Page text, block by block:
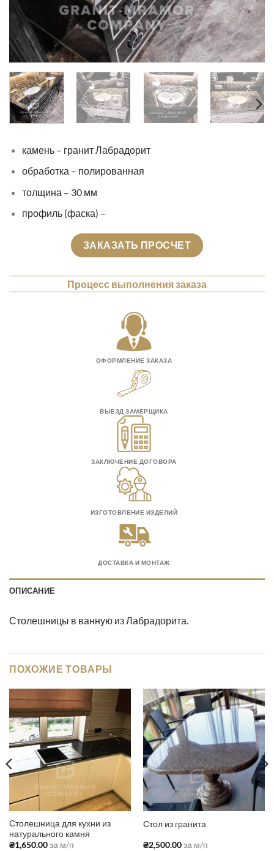
камень – гранит Лабрадорит
обработка – полированная
толщина – 30 мм
профиль (фаска) –
ЗАКАЗАТЬ ПРОСЧЕТ
Процесс выполнения заказа
ОФОРМЛЕНИЕ ЗАКАЗА
ВЫЕЗД ЗАМЕРЩИКА
ЗАКЛЮЧЕНИЕ ДОГОВОРА
ИЗГОТОВЛЕНИЕ ИЗДЕЛИЙ
ДОСТАВКА И МОНТАЖ
ОПИСАНИЕ
Столешницы в ванную из Лабрадорита.
ПОХОЖИЕ ТОВАРЫ
Столешница для кухни из
натурального камня
₴1,650.00за м/п
Стол из гранита
₴2,500.00за м/п